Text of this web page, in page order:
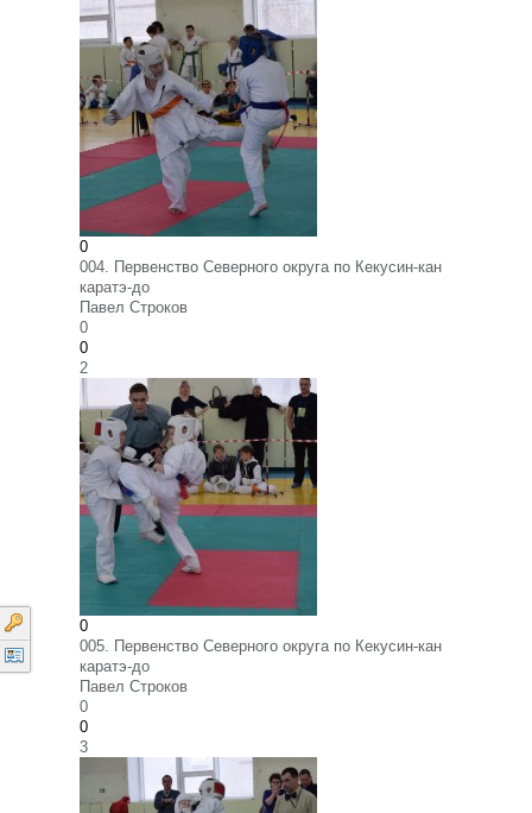
0
004. Первенство Северного округа по Кекусин-кан
каратэ-до
Павел Строков
0
0
2
0
005. Первенство Северного округа по Кекусин-кан
каратэ-до
Павел Строков
0
0
3